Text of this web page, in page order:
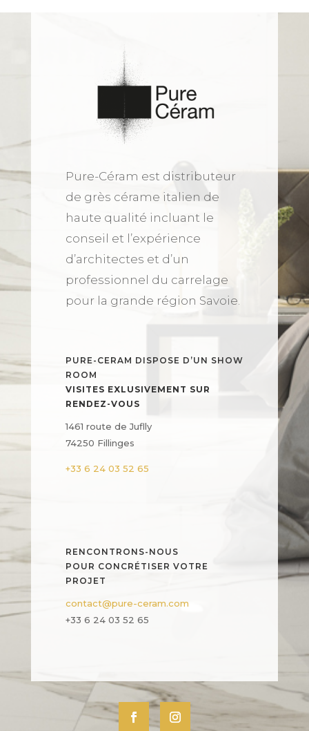
Pure-Céram est distributeur
de grès cérame italien de
haute qualité incluant le
conseil et l’expérience
d’architectes et d’un
professionnel du carrelage
pour la grande région Savoie.
PURE-CERAM DISPOSE D’UN SHOW
ROOM
VISITES EXLUSIVEMENT SUR
RENDEZ-VOUS
1461 route de Juflly
74250 Fillinges
+33 6 24 03 52 65
RENCONTRONS-NOUS
POUR CONCRÉTISER VOTRE
PROJET
contact@pure-ceram.com
+33 6 24 03 52 65